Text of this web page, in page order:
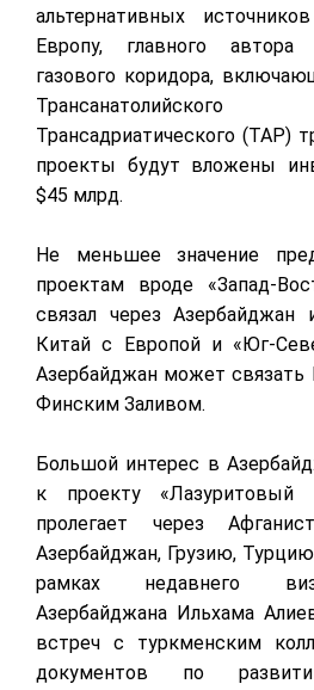
альтернативных
Европу, главного
газового коридора,
Трансанатолийского
Трансадриатического (ТАР)
проекты будут вложены
$45 млрд.
Не меньшее значение
проектам вроде «Запад-
связал через Азербайджан
Китай с Европой и «Юг-
Азербайджан может связать
Финским Заливом.
Большой интерес в
к проекту «Лазуритовый
пролегает через
Азербайджан, Грузию,
рамках недавнего
Азербайджана Ильхама
встреч с туркменским
документов по